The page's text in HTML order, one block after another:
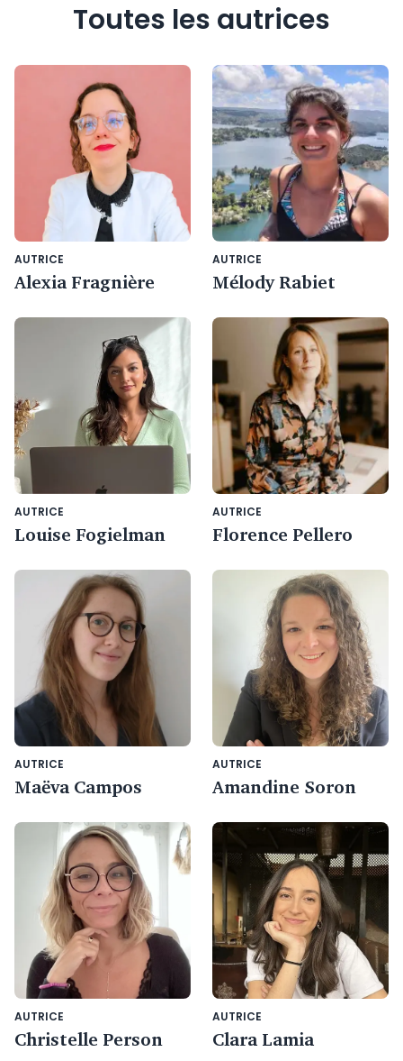
Toutes les autrices
AUTRICE
Alexia Fragnière
AUTRICE
Mélody Rabiet
AUTRICE
Louise Fogielman
AUTRICE
Florence Pellero
AUTRICE
Maëva Campos
AUTRICE
Amandine Soron
AUTRICE
Christelle Person
AUTRICE
Clara Lamia